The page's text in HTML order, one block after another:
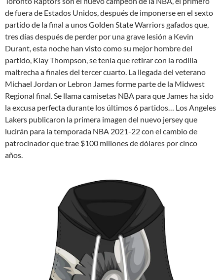
de fuera de Estados Unidos, después de imponerse en el sexto
partido de la final a unos Golden State Warriors gafados que,
tres días después de perder por una grave lesión a Kevin
Durant, esta noche han visto como su mejor hombre del
partido, Klay Thompson, se tenía que retirar con la rodilla
maltrecha a finales del tercer cuarto. La llegada del veterano
Michael Jordan or Lebron James forme parte de la Midwest
Regional final. Se llama camisetas NBA para que James ha sido
la excusa perfecta durante los últimos 6 partidos… Los Angeles
Lakers publicaron la primera imagen del nuevo jersey que
lucirán para la temporada NBA 2021-22 con el cambio de
patrocinador que trae $100 millones de dólares por cinco
años.